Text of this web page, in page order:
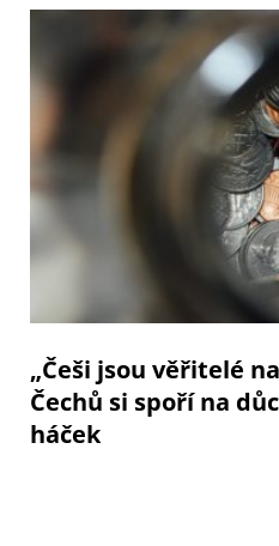
„Češi jsou věřitelé
Čechů si spoří na
háček